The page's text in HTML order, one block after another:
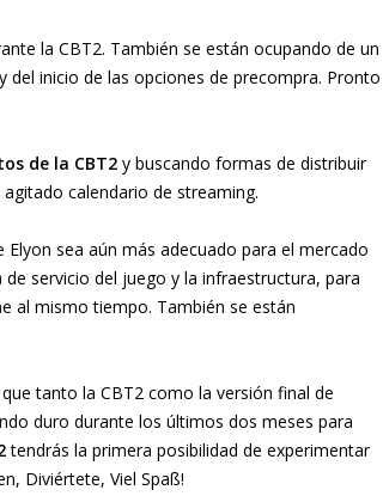
la CBT2. También se están ocupando de un
del inicio de las opciones de precompra. Pronto
de la CBT2 y buscando formas de distribuir
calendario de streaming.
sea aún más adecuado para el mercado
servicio del juego y la infraestructura, para
al mismo tiempo. También se están
tanto la CBT2 como la versión final de
duro durante los últimos dos meses para
tendrás la primera posibilidad de experimentar
Diviértete, Viel Spaß!